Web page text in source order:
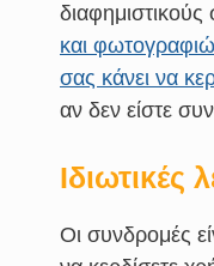
και
σας κάνει να
αν δεν είστε
Οι συνδρομές